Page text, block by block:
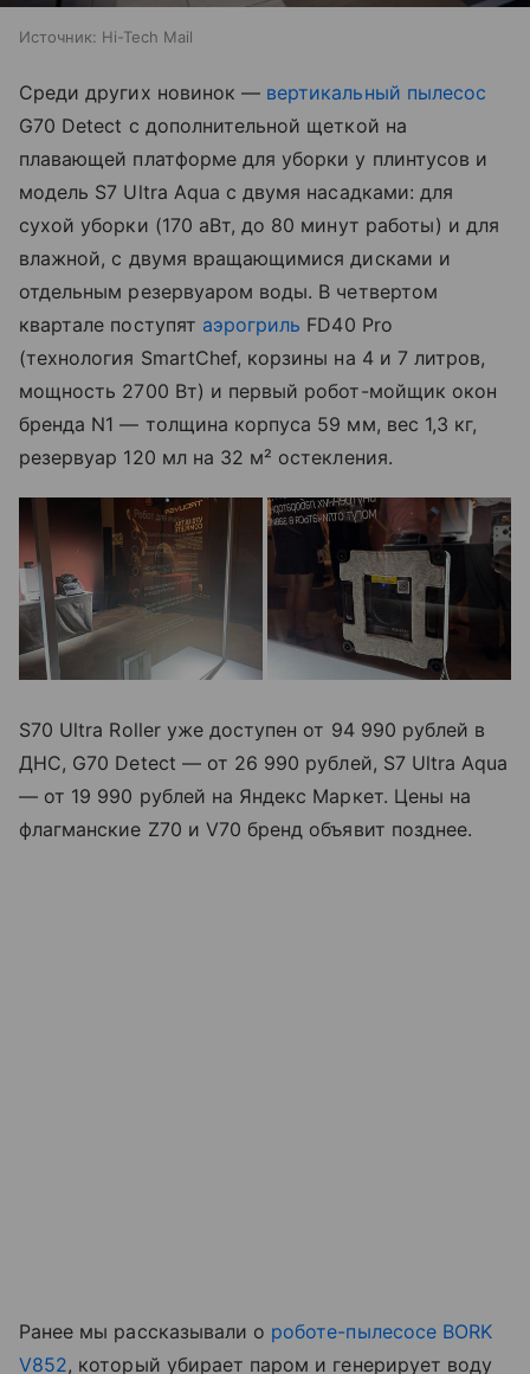
Источник: Hi-Tech Mail
Среди других новинок — вертикальный пылесос
G70 Detect с дополнительной щеткой на
плавающей платформе для уборки у плинтусов и
модель S7 Ultra Aqua с двумя насадками: для
сухой уборки (170 аВт, до 80 минут работы) и для
влажной, с двумя вращающимися дисками и
отдельным резервуаром воды. В четвертом
квартале поступят аэрогриль FD40 Pro
(технология SmartChef, корзины на 4 и 7 литров,
мощность 2700 Вт) и первый робот-мойщик окон
бренда N1 — толщина корпуса 59 мм, вес 1,3 кг,
резервуар 120 мл на 32 м² остекления.
S70 Ultra Roller уже доступен от 94 990 рублей в
ДНС, G70 Detect — от 26 990 рублей, S7 Ultra Aqua
— от 19 990 рублей на Яндекс Маркет. Цены на
флагманские Z70 и V70 бренд объявит позднее.
Ранее мы рассказывали о роботе-пылесосе BORK
V852, который убирает паром и генерирует воду